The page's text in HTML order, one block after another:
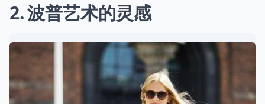
2 波普艺术的灵感